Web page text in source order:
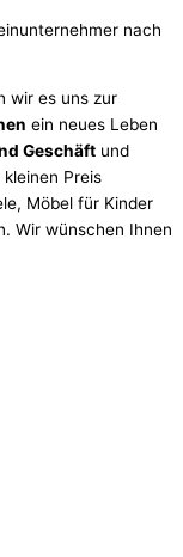
nach
wir es uns zur
ein neues Leben
Geschäft und
Preis
Möbel für Kinder
Wir wünschen Ihnen